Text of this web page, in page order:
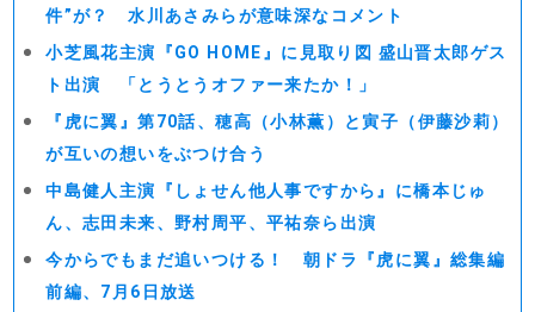
件”が？ 水川あさみらが意味深なコメント
小芝風花主演『GO HOME』に見取り図 盛山晋太郎ゲス
ト出演 「とうとうオファー来たか！」
『虎に翼』第70話、穂高（小林薫）と寅子（伊藤沙莉）
が互いの想いをぶつけ合う
中島健人主演『しょせん他人事ですから』に橋本じゅ
ん、志田未来、野村周平、平祐奈ら出演
今からでもまだ追いつける！ 朝ドラ『虎に翼』総集編
前編、7月6日放送